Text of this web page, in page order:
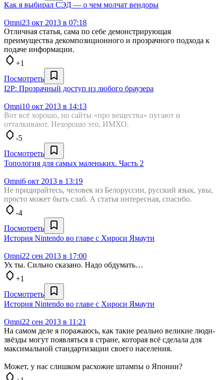
Как я выбирал СЭД — о чем молчат вендоры
Omni23 окт 2013 в 07:18
Отличная статья, сама по себе демонстрирующая
преимущества декомпозиционного и прозрачного подхода к
подаче информации.
+1
Посмотреть
I2P: Прозрачный доступ из любого браузера
Omni10 окт 2013 в 14:13
Вот всё хорошо, но сайты «про вещества» пугают и
отталкивают. Нехорошо это, ИМХО.
-5
Посмотреть
Топология для самых маленьких. Часть 2
Omni6 окт 2013 в 13:19
Не придирайтесь, человек из Белоруссии, русский язык, увы,
просто может быть слаб. А статья интересная, спасибо.
-4
Посмотреть
История Nintendo во главе с Хироси Ямаути
Omni22 сен 2013 в 17:00
Ух ты. Сильно сказано. Надо обдумать…
+1
Посмотреть
История Nintendo во главе с Хироси Ямаути
Omni22 сен 2013 в 11:21
На самом деле я поражаюсь, как такие реально великие люди-
звёзды могут появляться в стране, которая всё сделала для
максимальной стандартизации своего населения.
Может, у нас слишком расхожие штампы о Японии?